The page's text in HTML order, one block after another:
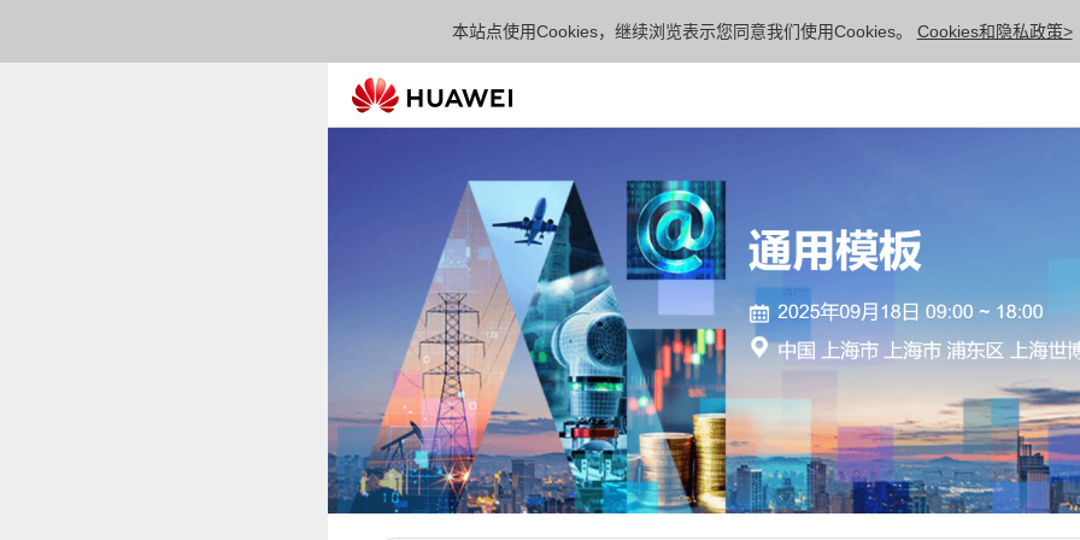
本站点使用Cookies，继续浏览表示您同意我们使用Cookies。 Cookies和隐私政策>